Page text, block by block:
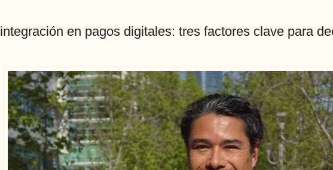
en pagos digitales: tres factores clave para